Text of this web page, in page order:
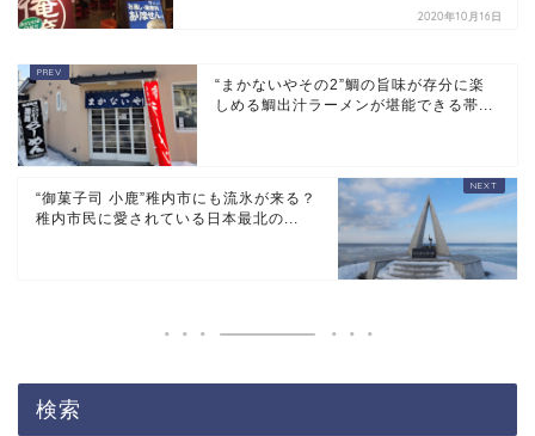
2020年10月16日
“まかないやその2”鯛の旨味が存分に楽
しめる鯛出汁ラーメンが堪能できる帯...
“御菓子司 小鹿”稚内市にも流氷が来る？
稚内市民に愛されている日本最北の...
検索